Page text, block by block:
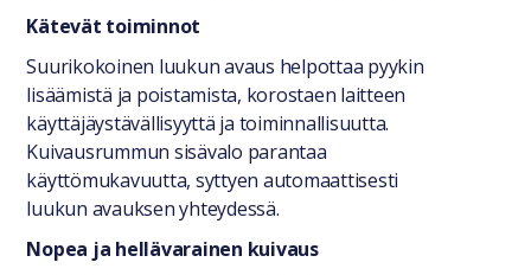
Kätevät toiminnot
Suurikokoinen luukun avaus helpottaa pyykin
lisäämistä ja poistamista, korostaen laitteen
käyttäjäystävällisyyttä ja toiminnallisuutta.
Kuivausrummun sisävalo parantaa
käyttömukavuutta, syttyen automaattisesti
luukun avauksen yhteydessä.
Nopea ja hellävarainen kuivaus